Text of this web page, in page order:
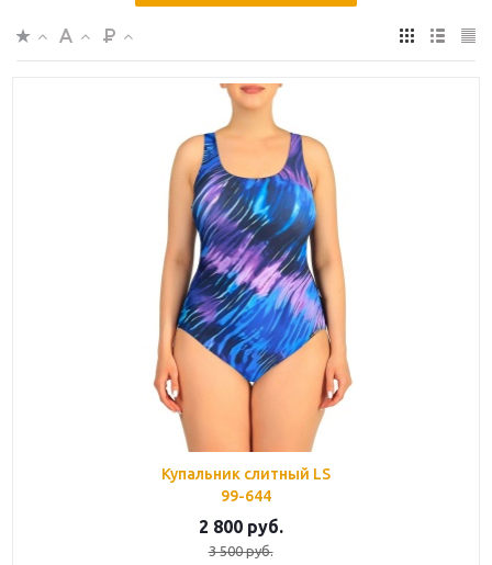
Купальник слитный LS
99-644
2 800руб.
3 500руб.